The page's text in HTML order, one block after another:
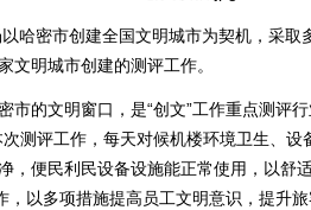
密市创建全国文明城市为契机，采取
文明城市创建的测评工作。
的文明窗口，是“创文”工作重点测评行
测评工作，每天对候机楼环境卫生、
，便民利民设备设施能正常使用，以舒
，以多项措施提高员工文明意识，提升